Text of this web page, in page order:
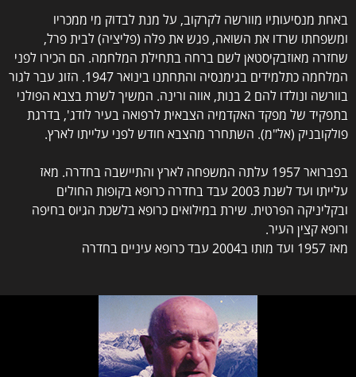
באחת מנסיעותיו מוורשה לקרקוב, על מנת לבדוק מי ממכריו
ומשפחתו שרדו את השואה, פגש את פלה (פליציה) לבית פרל,
שחזרה מאוזבקיסטאן לשם ברחה בתחילת המלחמה. הם הכירו לפני
המלחמה כתלמידים בגימנסיה והתחתנו בינואר 1947. הזוג עבר לגור
בוורשה ונולדו להם 2 בנות, אווה ורינה. המשיך לשרת בצבא הפולני
בתפקיד של מפקד האקדמיה הצבאית לרפואה בעיר לודג', בדרגת
פולקובניק (אל"מ). השתחרר מהצבא חודש לפני עלייתו לארץ.
בפברואר 1957 עלתה המשפחה לארץ והתיישבה בחדרה. מאז
עלייתו ועד לשנת 2003 עבד בחדרה כרופא בקופות החולים
ובקליניקה הפרטית. שירת במילואים כרופא בלשכת הגיוס בחיפה
ורופא קצין העיר.
מאז 1957 ועד מותו ב2004 עבד כרופא עיניים בחדרה